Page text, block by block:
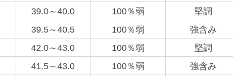
39.0～40.0 100％弱 堅調
39.5～40.5 100％弱 強含み
42.0～43.0 100％弱 堅調
41.5～43.0 100％弱 強含み